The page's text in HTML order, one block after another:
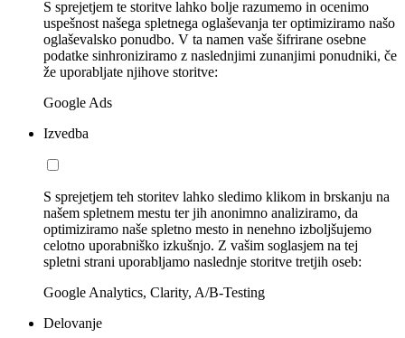
S sprejetjem te storitve lahko bolje razumemo in ocenimo
uspešnost našega spletnega oglaševanja ter optimiziramo našo
oglaševalsko ponudbo. V ta namen vaše šifrirane osebne
podatke sinhroniziramo z naslednjimi zunanjimi ponudniki, če
že uporabljate njihove storitve:
Google Ads
Izvedba
S sprejetjem teh storitev lahko sledimo klikom in brskanju na
našem spletnem mestu ter jih anonimno analiziramo, da
optimiziramo naše spletno mesto in nenehno izboljšujemo
celotno uporabniško izkušnjo. Z vašim soglasjem na tej
spletni strani uporabljamo naslednje storitve tretjih oseb:
Google Analytics, Clarity, A/B-Testing
Delovanje